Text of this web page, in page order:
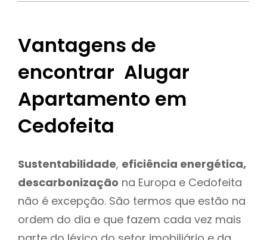
Vantagens de
encontrar Alugar
Apartamento em
Cedofeita
Sustentabilidade, eficiência energética,
descarbonização na Europa e Cedofeita
não é excepção. São termos que estão na
ordem do dia e que fazem cada vez mais